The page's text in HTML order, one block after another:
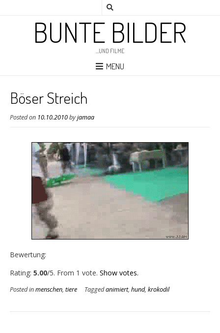
BUNTE BILDER
…UND FILME
MENU
Böser Streich
Posted on 10.10.2010byjamaa
Bewertung:
Rate this item:
Submit Rating
Rating: 5.00/5. From 1 vote. Show votes.
Posted inmenschen, tiere Taggedanimiert, hund, krokodil